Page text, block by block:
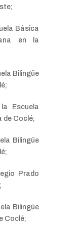
Básica
en la
Bilingüe
Escuela
de Coclé;
Bilingüe
Prado
Bilingüe
Coclé;